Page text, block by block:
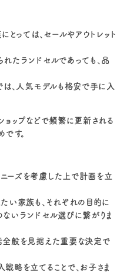
とっては、セールやアウトレット
たランドセルであっても、品
は、人気モデルも格安で手に入
ョップなどで頻繁に更新される
す。
ーズを考慮した上で計画を立
い家族も、それぞれの目的に
いランドセル選びに繋がりま
全般を見据えた重要な決定で
略を立てることで、お子さま